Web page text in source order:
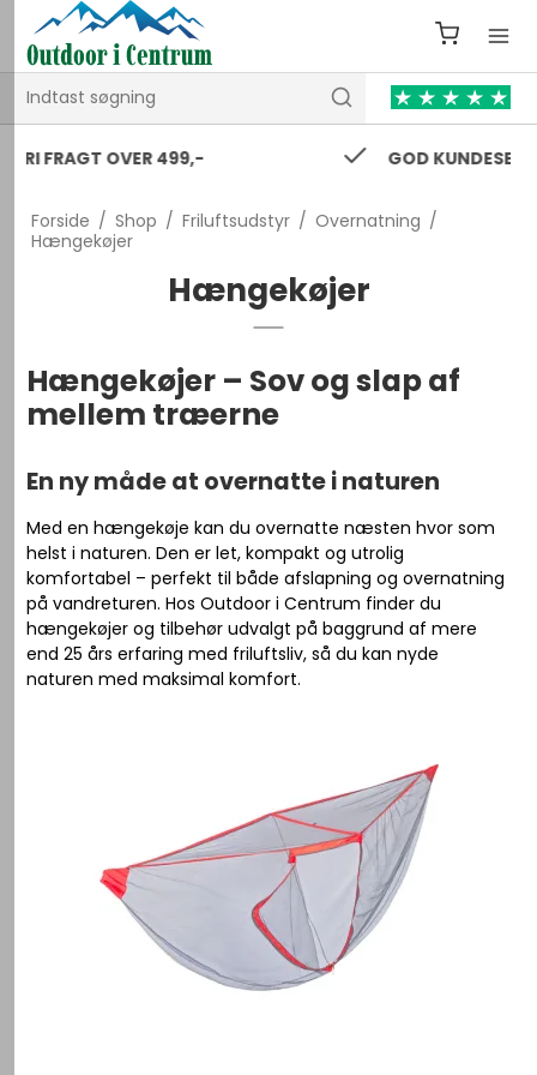
GOD KUNDESERVICE 24/7
Forside / Shop / Friluftsudstyr / Overnatning /
Hængekøjer
Hængekøjer
Hængekøjer – Sov og slap af
mellem træerne
En ny måde at overnatte i naturen
Med en hængekøje kan du overnatte næsten hvor som
helst i naturen. Den er let, kompakt og utrolig
komfortabel – perfekt til både afslapning og overnatning
på vandreturen. Hos Outdoor i Centrum finder du
hængekøjer og tilbehør udvalgt på baggrund af mere
end 25 års erfaring med friluftsliv, så du kan nyde
naturen med maksimal komfort.